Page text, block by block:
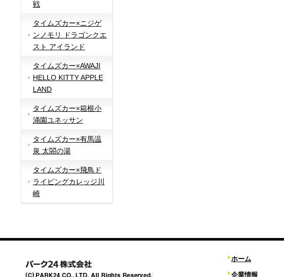
戦
タイムズカー×ニジゲ
ンノモリ ドラゴンクエ
スト アイランド
タイムズカー×AWAJI
HELLO KITTY APPLE
LAND
タイムズカー×箱根小
涌園ユネッサン
タイムズカー×有馬温
泉 太閤の湯
タイムズカー×飛鳥ド
ライビングカレッジ川
崎
ホーム
企業情報